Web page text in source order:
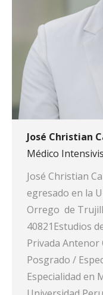
José Christian
Médico
José Christian
egresado en la
Orrego de
40821Estudios
Privada
Posgrado /
Especialidad en